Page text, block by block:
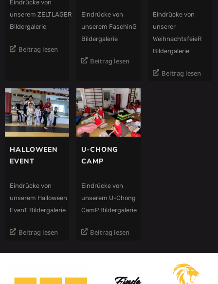
Eindrücke von
unserem ZELTLAGER
Bildergalerie
Beitrag lesen
Eindrücke von
unserem FaschinG
Bildergalerie
Beitrag lesen
Eindrücke von
unserer
WeihnachtsfeieR
Bildergalerie
Beitrag lesen
HALLOWEEN
EVENT
Eindrücke von
unserem Halloween
EvenT Bildergalerie
Beitrag lesen
U-CHONG
CAMP
Eindrücke von
unserem U-Chong
CamP Bildergalerie
Beitrag lesen